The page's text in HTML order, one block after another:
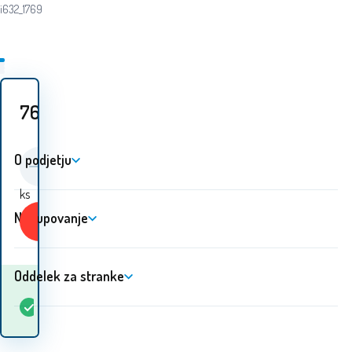
i632_1769
76.80
ks
Kupiti
1 ks blago? 10.08. - 11.08.
O podjetju
Nakupovanje
Oddelek za stranke